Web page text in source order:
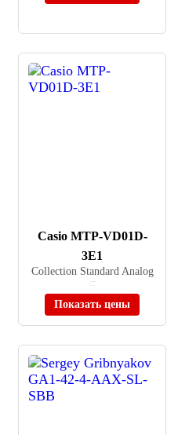
Casio MTP-VD01D-
3E1
Collection Standard Analog
Показать цены